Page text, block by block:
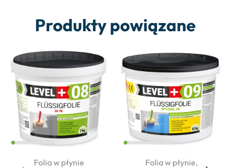
Produkty powiązane
Folia w płynie Folia w płynie,